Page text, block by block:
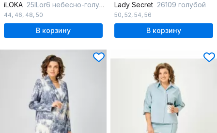
iLOKA 25ILor6 небесно-голубой
44, 46, 48, 50
В корзину
Lady Secret 26109 голубой
50, 52, 54, 56
В корзину